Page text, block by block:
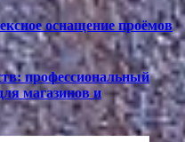
оснащение проёмов
профессиональный
магазинов и